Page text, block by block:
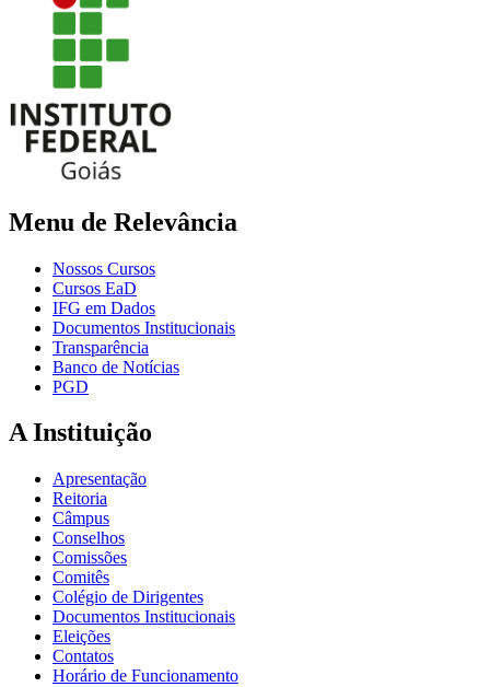
Menu de Relevância
Nossos Cursos
Cursos EaD
IFG em Dados
Documentos Institucionais
Transparência
Banco de Notícias
PGD
A Instituição
Apresentação
Reitoria
Câmpus
Conselhos
Comissões
Comitês
Colégio de Dirigentes
Documentos Institucionais
Eleições
Contatos
Horário de Funcionamento